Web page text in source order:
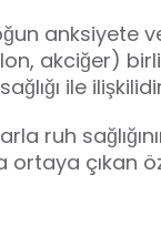
anksiyete
akciğer)
ile
ruh
ortaya çıkan